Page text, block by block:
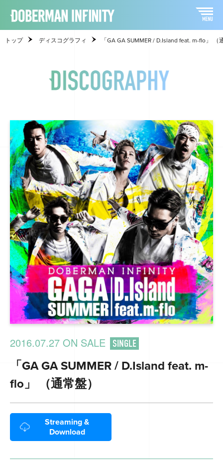
トップ ディスコグラフィ 「GA GA SUMMER / D.Island feat. m-flo」 （
2016.07.27 ON SALE SINGLE
「GA GA SUMMER / D.Island feat. m-
flo」 （通常盤）
Streaming &
Download